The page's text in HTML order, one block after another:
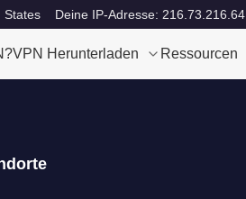
States Deine IP-Adresse: 216.73.216.64
VPN Herunterladen Ressourcen